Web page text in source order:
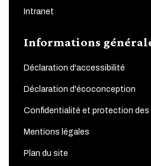
Intranet
Informations
Déclaration d'accessibilité
Déclaration d'écoconception
Confidentialité et protection des
Mentions légales
Plan du site